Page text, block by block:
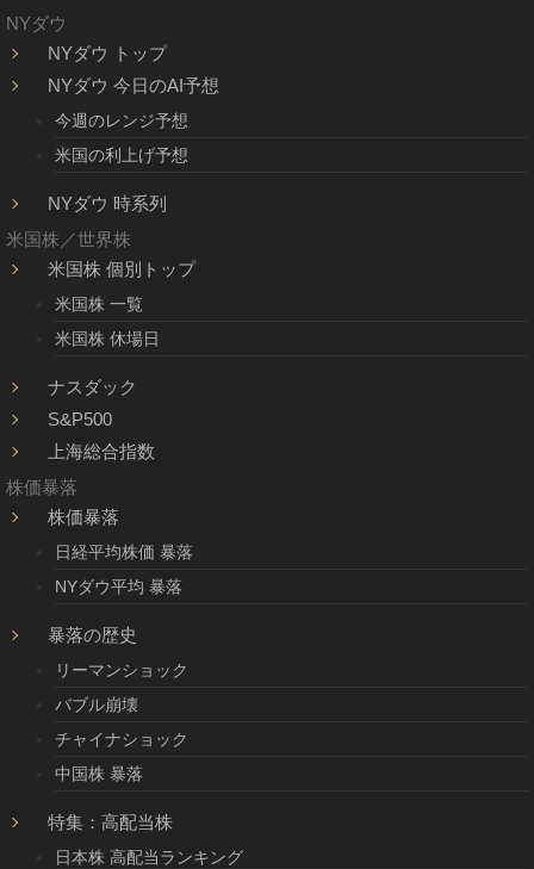
NYダウ
NYダウ トップ
NYダウ 今日のAI予想
今週のレンジ予想
米国の利上げ予想
NYダウ 時系列
米国株／世界株
米国株 個別トップ
米国株 一覧
米国株 休場日
ナスダック
S&P500
上海総合指数
株価暴落
株価暴落
日経平均株価 暴落
NYダウ平均 暴落
暴落の歴史
リーマンショック
バブル崩壊
チャイナショック
中国株 暴落
特集：高配当株
日本株 高配当ランキング